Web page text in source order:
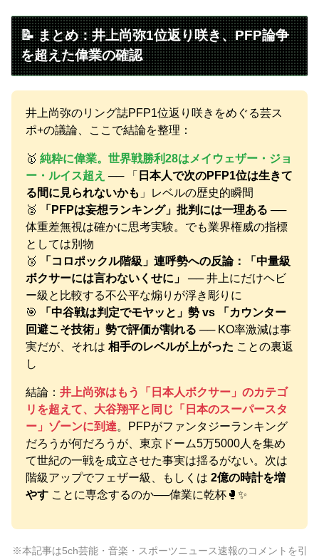
📝 まとめ：井上尚弥1位返り咲き、PFP論争
を超えた偉業の確認
井上尚弥のリング誌PFP1位返り咲きをめぐる芸ス
ポ+の議論、ここで結論を整理：
🥇 純粋に偉業。世界戦勝利28はメイウェザー・ジョ
ー・ルイス超え ── 「 日本人で次のPFP1位は生きて
る間に見られないかも 」レベルの歴史的瞬間
🥈
「PFPは妄想ランキング」批判には一理ある ──
体重差無視は確かに思考実験。でも業界権威の指標
としては別物
🥉
「コロポックル階級」連呼勢への反論：「中量級
ボクサーには言わないくせに」
── 井上にだけヘビ
ー級と比較する不公平な煽りが浮き彫りに
🎯
「中谷戦は判定でモヤッと」勢 vs 「カウンター
回避こそ技術」勢で評価が割れる ── KO率激減は事
実だが、それは 相手のレベルが上がった ことの裏返
し
結論： 井上尚弥はもう「日本人ボクサー」のカテゴ
リを超えて、大谷翔平と同じ「日本のスーパースタ
ー」ゾーンに到達。PFPがファンタジーランキング
だろうが何だろうが、東京ドーム5万5000人を集め
て世紀の一戦を成立させた事実は揺るがない。次は
階級アップでフェザー級、もしくは 2億の時計を増
やす ことに専念するのか──偉業に乾杯🥊✨
※本記事は5ch芸能・音楽・スポーツニュース速報のコメントを引